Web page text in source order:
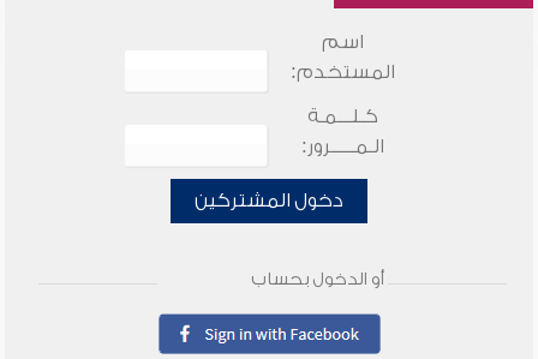
اسم
المستخدم:
كـلـــمـة
الـمـــــرور:
دخول المشتركين
أو الدخول بحساب